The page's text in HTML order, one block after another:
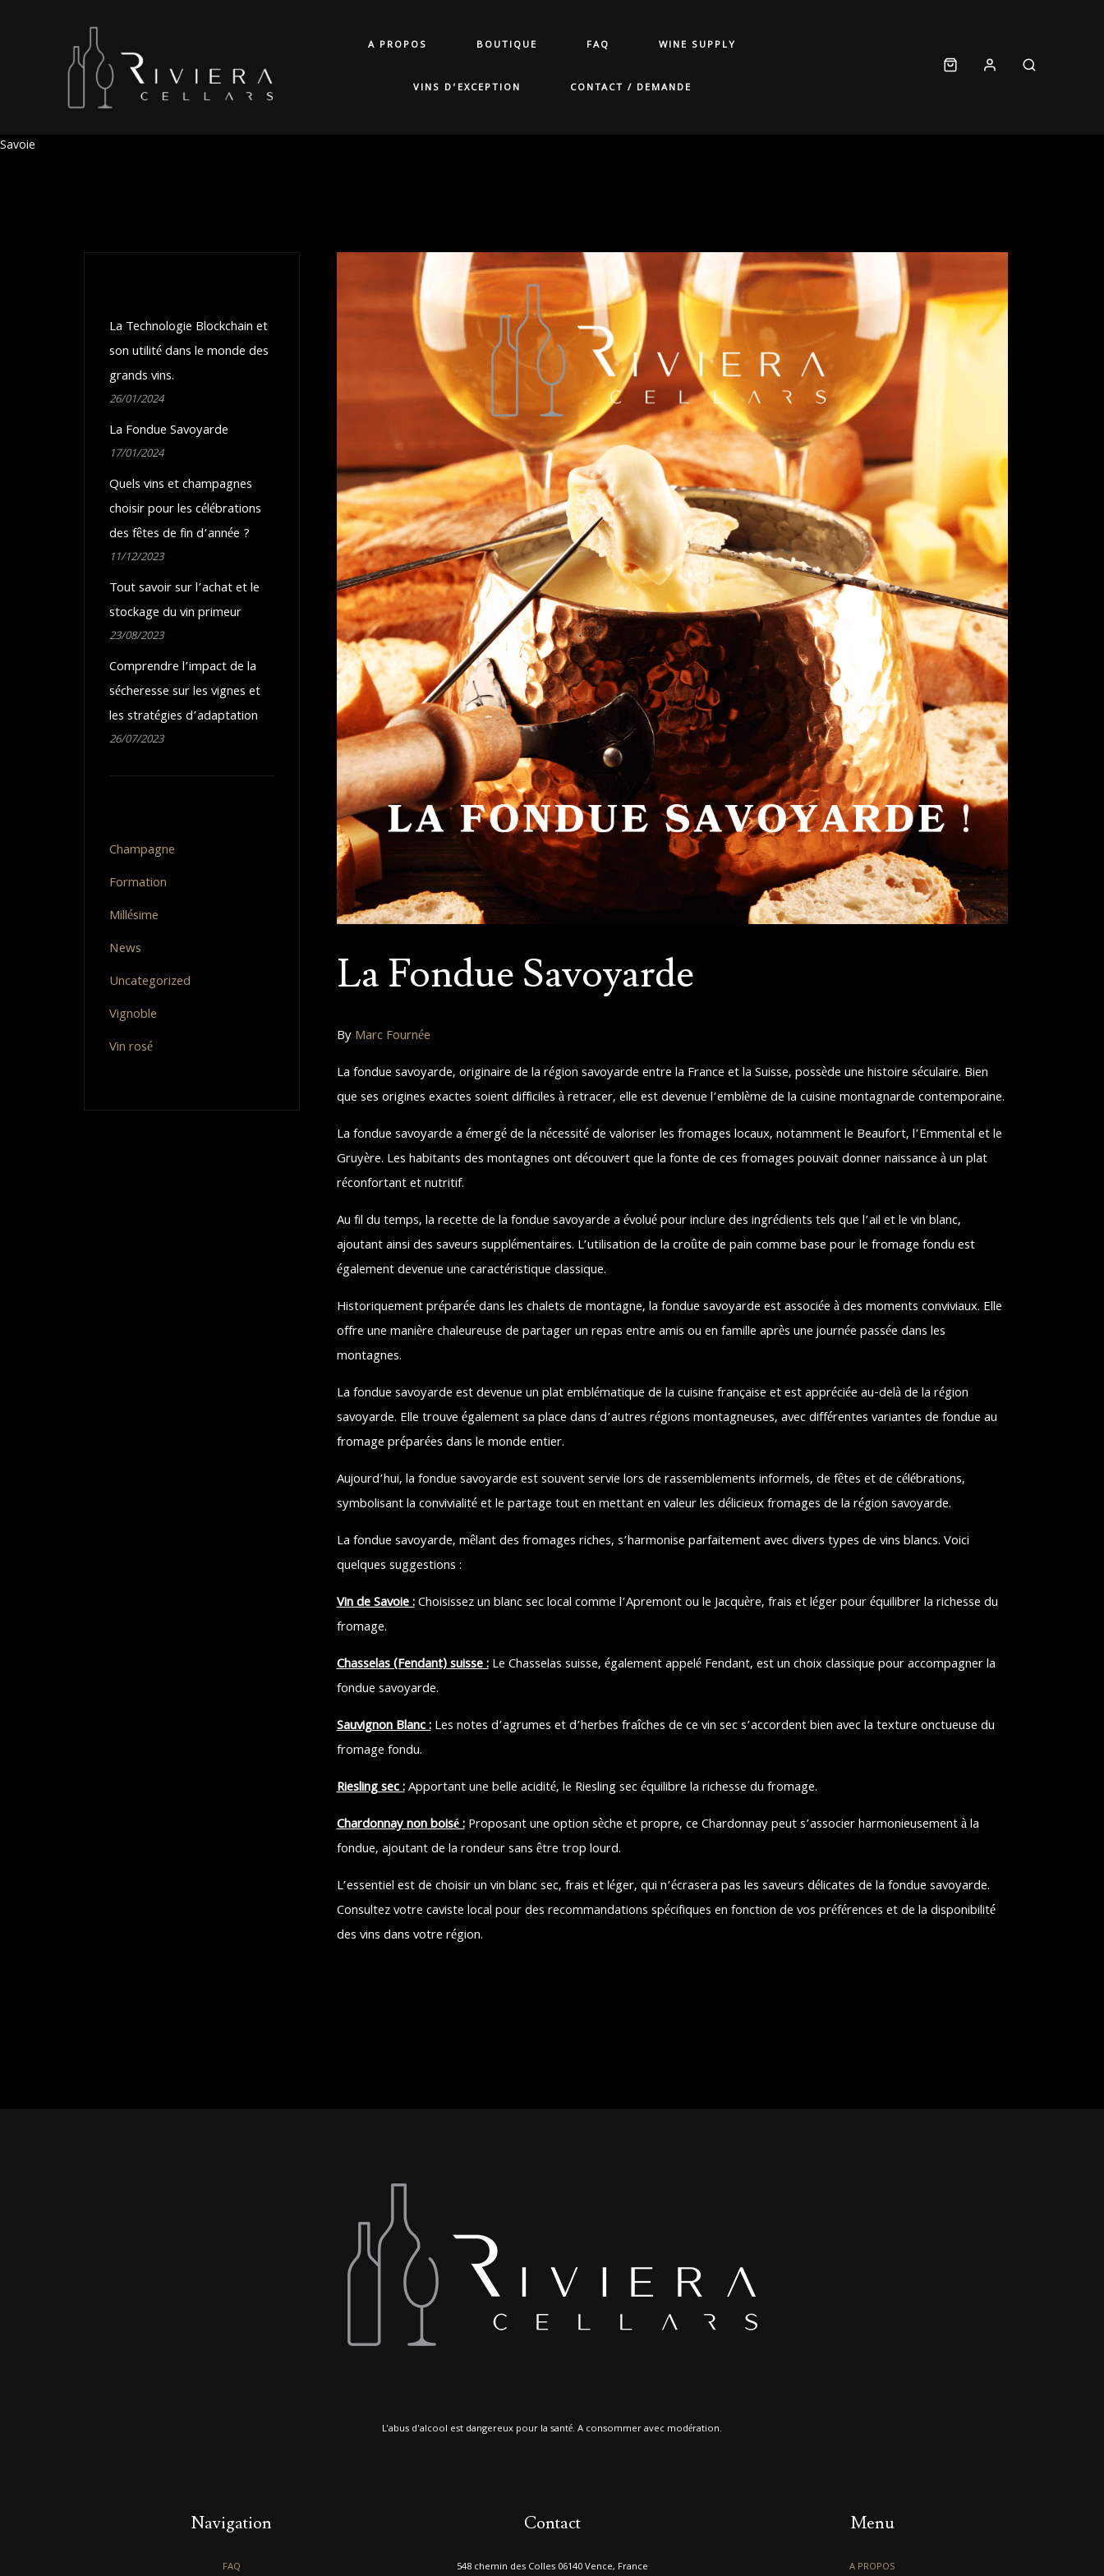
A PROPOS BOUTIQUE FAQ WINE SUPPLY
VINS D’EXCEPTION CONTACT / DEMANDE
Savoie
La Fondue Savoyarde
ByMarc Fournée
La fondue savoyarde, originaire de la région savoyarde entre la France et la Suisse, possède une histoire séculaire. Bien
que ses origines exactes soient difficiles à retracer, elle est devenue l’emblème de la cuisine montagnarde contemporaine.
La fondue savoyarde a émergé de la nécessité de valoriser les fromages locaux, notamment le Beaufort, l’Emmental et le
Gruyère. Les habitants des montagnes ont découvert que la fonte de ces fromages pouvait donner naissance à un plat
réconfortant et nutritif.
Au fil du temps, la recette de la fondue savoyarde a évolué pour inclure des ingrédients tels que l’ail et le vin blanc,
ajoutant ainsi des saveurs supplémentaires. L’utilisation de la croûte de pain comme base pour le fromage fondu est
également devenue une caractéristique classique.
Historiquement préparée dans les chalets de montagne, la fondue savoyarde est associée à des moments conviviaux. Elle
offre une manière chaleureuse de partager un repas entre amis ou en famille après une journée passée dans les
montagnes.
La fondue savoyarde est devenue un plat emblématique de la cuisine française et est appréciée au-delà de la région
savoyarde. Elle trouve également sa place dans d’autres régions montagneuses, avec différentes variantes de fondue au
fromage préparées dans le monde entier.
Aujourd’hui, la fondue savoyarde est souvent servie lors de rassemblements informels, de fêtes et de célébrations,
symbolisant la convivialité et le partage tout en mettant en valeur les délicieux fromages de la région savoyarde.
La fondue savoyarde, mêlant des fromages riches, s’harmonise parfaitement avec divers types de vins blancs. Voici
quelques suggestions :
Vin de Savoie :Choisissez un blanc sec local comme l’Apremont ou le Jacquère, frais et léger pour équilibrer la richesse du
fromage.
Chasselas (Fendant) suisse :Le Chasselas suisse, également appelé Fendant, est un choix classique pour accompagner la
fondue savoyarde.
Sauvignon Blanc :Les notes d’agrumes et d’herbes fraîches de ce vin sec s’accordent bien avec la texture onctueuse du
fromage fondu.
Riesling sec :Apportant une belle acidité, le Riesling sec équilibre la richesse du fromage.
Chardonnay non boisé :Proposant une option sèche et propre, ce Chardonnay peut s’associer harmonieusement à la
fondue, ajoutant de la rondeur sans être trop lourd.
L’essentiel est de choisir un vin blanc sec, frais et léger, qui n’écrasera pas les saveurs délicates de la fondue savoyarde.
Consultez votre caviste local pour des recommandations spécifiques en fonction de vos préférences et de la disponibilité
des vins dans votre région.
La Technologie Blockchain et
son utilité dans le monde des
grands vins.
26/01/2024
La Fondue Savoyarde
17/01/2024
Quels vins et champagnes
choisir pour les célébrations
des fêtes de fin d’année ?
11/12/2023
Tout savoir sur l’achat et le
stockage du vin primeur
23/08/2023
Comprendre l’impact de la
sécheresse sur les vignes et
les stratégies d’adaptation
26/07/2023
Champagne
Formation
Millésime
News
Uncategorized
Vignoble
Vin rosé
L'abus d'alcool est dangereux pour la santé. A consommer avec modération.
Navigation
FAQ
Contact
548 chemin des Colles 06140 Vence, France
Menu
A PROPOS